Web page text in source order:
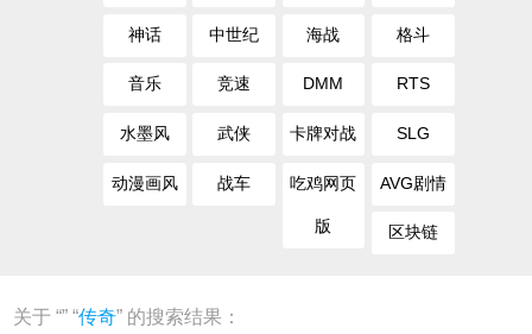
神话 中世纪 海战 格斗
音乐 竞速 DMM RTS
水墨风 武侠 卡牌对战 SLG
动漫画风 战车 吃鸡网页
版
AVG剧情
区块链
关于 “” “传奇” 的搜索结果：